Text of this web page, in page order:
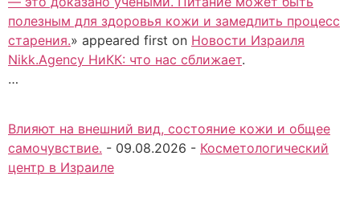
полезным для здоровья кожи и замедлить процесс
старения.» appeared first on Новости Израиля
Nikk.Agency НиКК: что нас сближает.
…
Влияют на внешний вид, состояние кожи и общее
самочувствие. - 09.08.2026 - Косметологический
центр в Израиле